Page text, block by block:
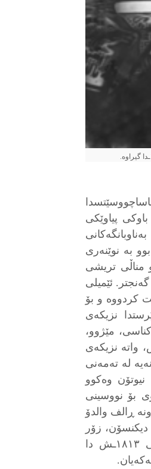
لە ئەمھێرستی ماساچووسێتسدا
پیاوێکی
بە نوێنەری
مناڵی تریشی
گەنجتر. ئێمیلی
کردووە و بۆ
نزیکەی
مێژوو،
واتە نزیکەی
لە تەمەنی
نیوتۆن وەکوو
بۆ نووسینی
ڕالف والدۆ
زۆر
بە ئاسانی توانیوێتی کۆلێژی ئەمھێرست دابمەزرێنێت، لە ساڵی ١٨١٣ـش دا